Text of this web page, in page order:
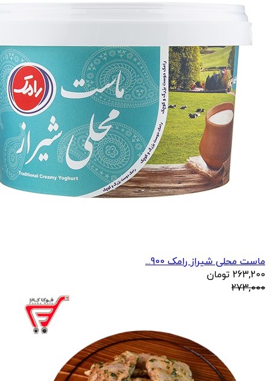
ماست محلی شیراز رامک 900...
263,200 تومان
273,000